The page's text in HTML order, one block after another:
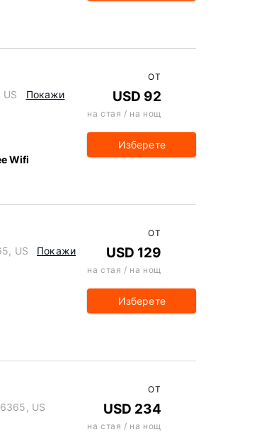
Покажи
Wifi
ОТ
USD 92
на стая / на нощ
Изберете
US
Покажи
ОТ
USD 129
на стая / на нощ
Изберете
US
ОТ
USD 234
на стая / на нощ